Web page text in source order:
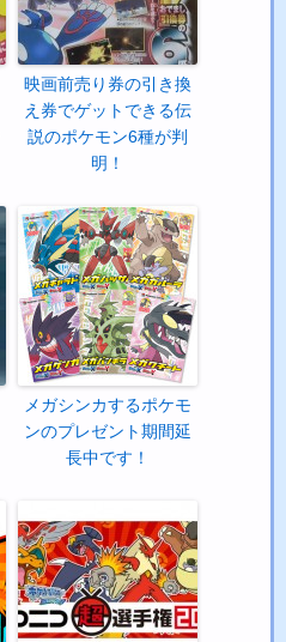
映画前売り券の引き換
え券でゲットできる伝
説のポケモン6種が判
明！
メガシンカするポケモ
ンのプレゼント期間延
長中です！